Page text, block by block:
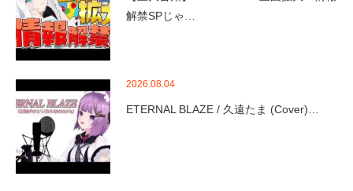
解禁SPじゃ…
2026.08.04
ETERNAL BLAZE / 久遠たま (Cover)…